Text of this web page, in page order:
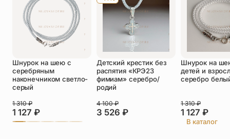
Оставить отзыв
Подтверждаю свое согласие с
политикой конфиденциальностии даю
согласие на обработку персональных
данных
Пока нет отзывов. Будьте первым!
Шнурок на шею с
серебряным
наконечником светло-
серый
1 127 ₽
1 310₽
Детский крестик без
распятия «КРЭ23
фимиам» серебро/
родий
3 526 ₽
4 100₽
Шнурок на
детей и
серебро
1 127 ₽
1 310₽
В каталог